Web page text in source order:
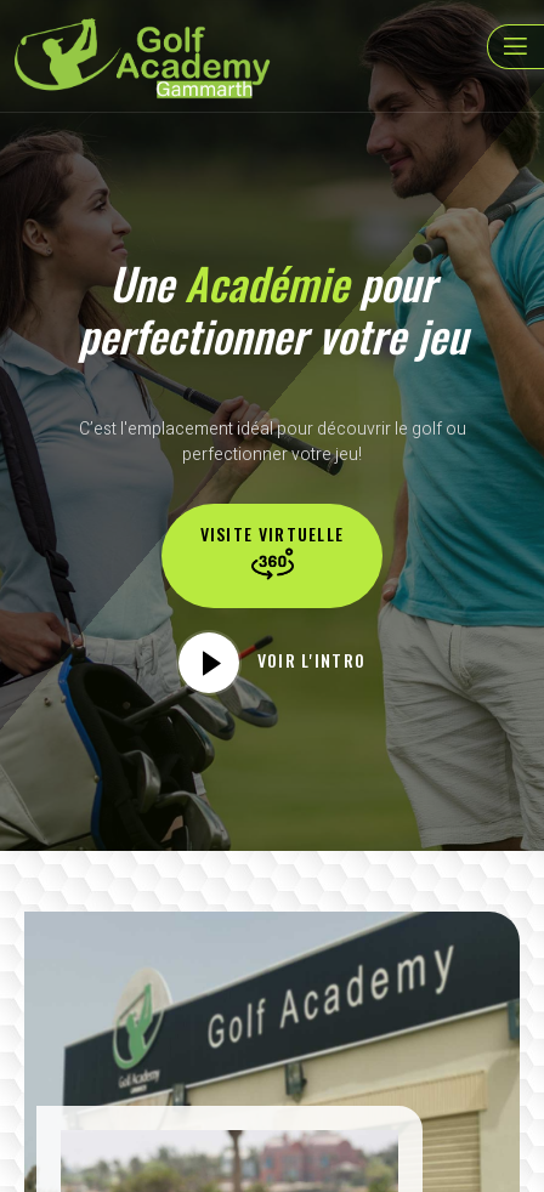
UneAcadémiepour
perfectionner votre jeu
C’est l'emplacement idéal pour découvrir le golf ou
perfectionner votre jeu!
VISITE VIRTUELLE
VOIR L'INTRO